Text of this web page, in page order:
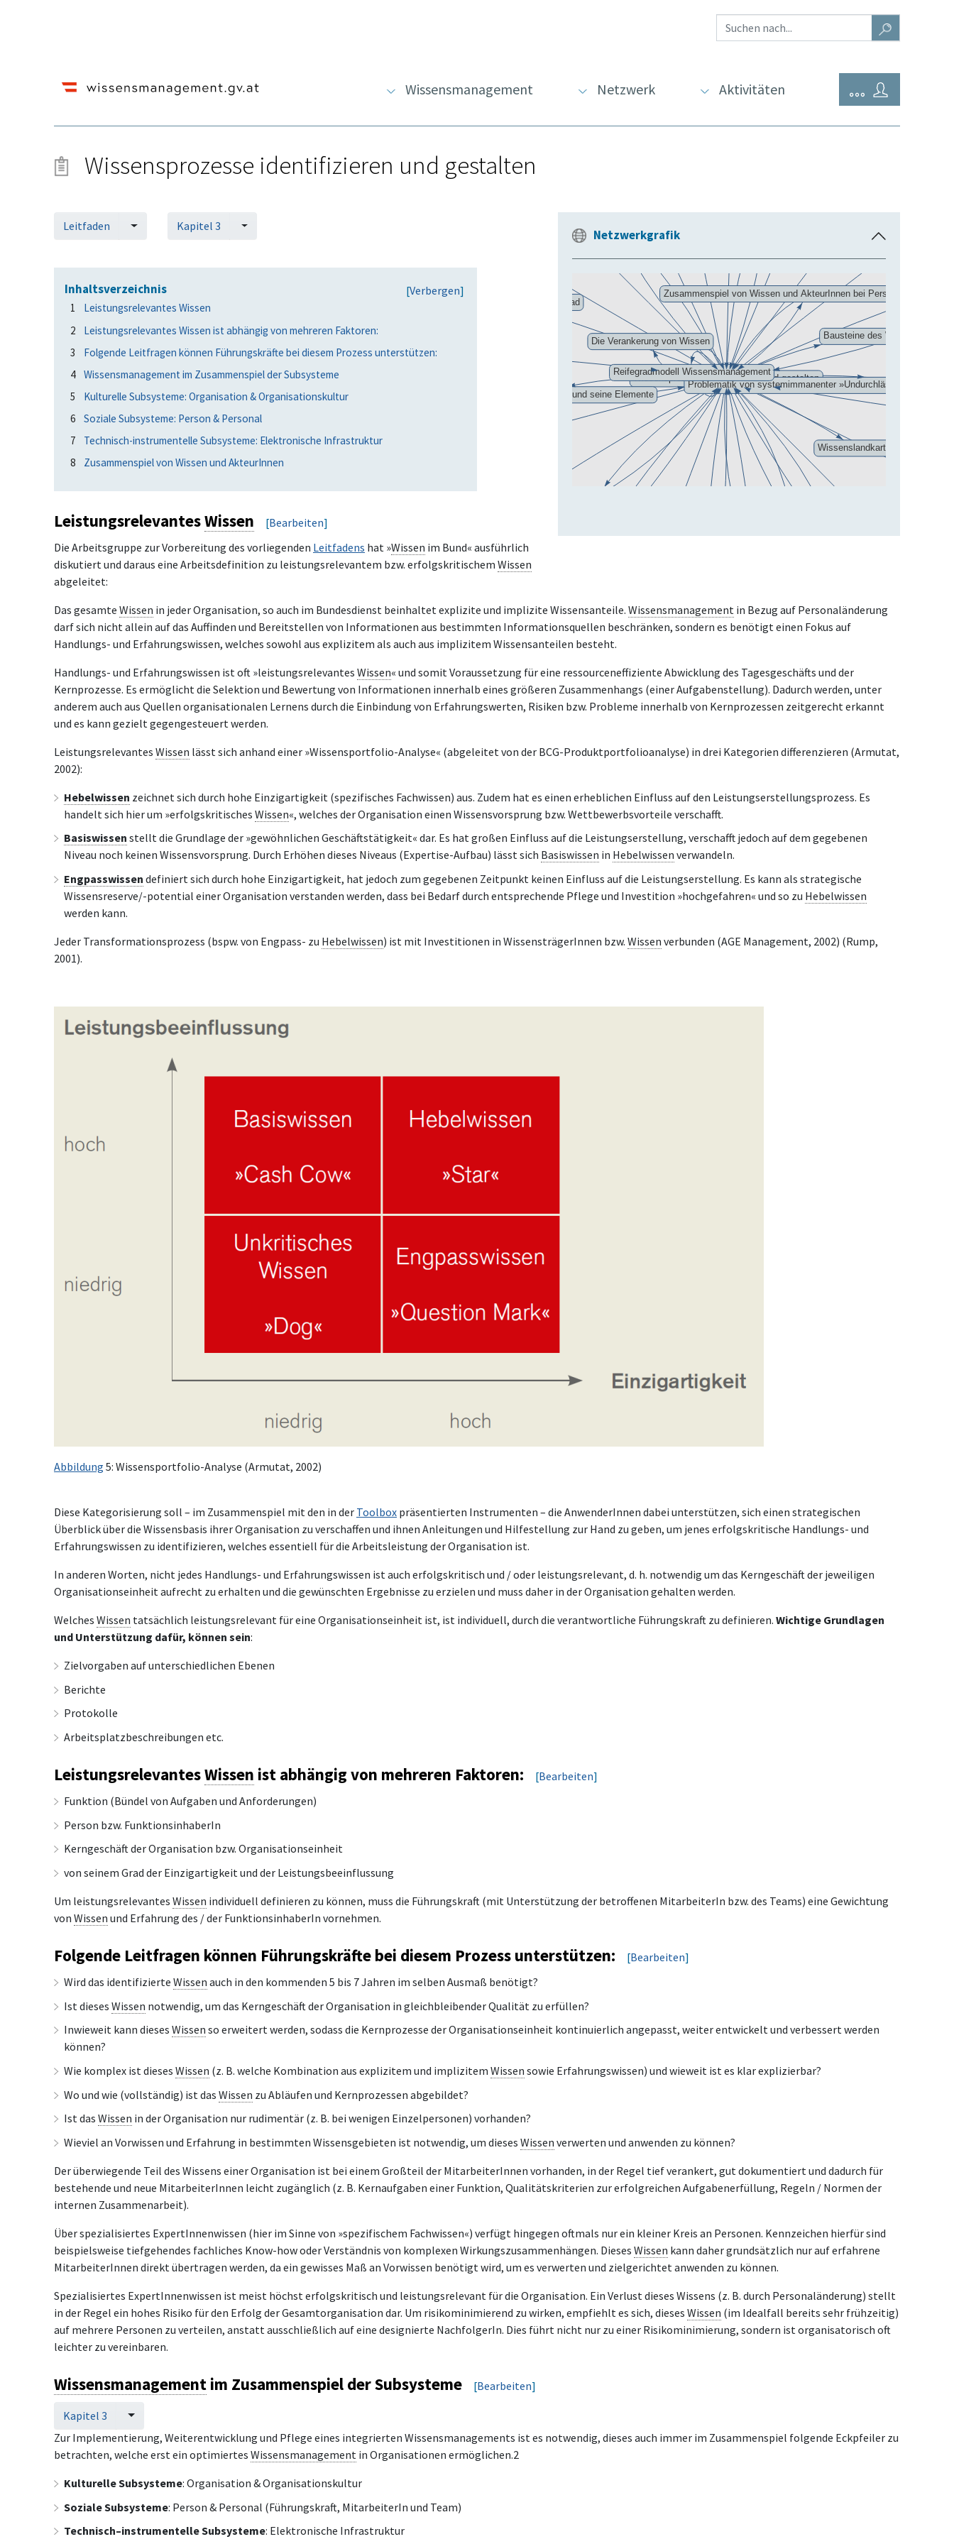
Wissensmanagement Netzwerk Aktivitäten
Wissensprozesse identifizieren und gestalten
Wechseln zu:
Suche
E
k
l
p
e
n
Netzwerkgrafik
Leitfaden Kapitel 3
Inhaltsverzeichnis [Verbergen]
1
Leistungsrelevantes Wissen
2
Leistungsrelevantes Wissen ist abhängig von mehreren Faktoren:
3
Folgende Leitfragen können Führungskräfte bei diesem Prozess unterstützen:
4 Wissensmanagement im Zusammenspiel der Subsysteme
5
Kulturelle Subsysteme: Organisation & Organisationskultur
6
Soziale Subsysteme: Person & Personal
7
Technisch-instrumentelle Subsysteme: Elektronische Infrastruktur
8
Zusammenspiel von Wissen und AkteurInnen
LeistungsrelevantesWissen [Bearbeiten]
Die Arbeitsgruppe zur Vorbereitung des vorliegenden Leitfadens hat »Wissen im Bund« ausführlich
diskutiert und daraus eine Arbeitsdefinition zu leistungsrelevantem bzw. erfolgskritischem Wissen
abgeleitet:
Das gesamte Wissen in jeder Organisation, so auch im Bundesdienst beinhaltet explizite und implizite Wissensanteile. Wissensmanagement in Bezug auf Personaländerung
darf sich nicht allein auf das Auffinden und Bereitstellen von Informationen aus bestimmten Informationsquellen beschränken, sondern es benötigt einen Fokus auf
Handlungs- und Erfahrungswissen, welches sowohl aus explizitem als auch aus implizitem Wissensanteilen besteht.
Handlungs- und Erfahrungswissen ist oft »leistungsrelevantes Wissen« und somit Voraussetzung für eine ressourceneffiziente Abwicklung des Tagesgeschäfts und der
Kernprozesse. Es ermöglicht die Selektion und Bewertung von Informationen innerhalb eines größeren Zusammenhangs (einer Aufgabenstellung). Dadurch werden, unter
anderem auch aus Quellen organisationalen Lernens durch die Einbindung von Erfahrungswerten, Risiken bzw. Probleme innerhalb von Kernprozessen zeitgerecht erkannt
und es kann gezielt gegengesteuert werden.
Leistungsrelevantes Wissen lässt sich anhand einer »Wissensportfolio-Analyse« (abgeleitet von der BCG-Produktportfolioanalyse) in drei Kategorien differenzieren (Armutat,
2002):
Hebelwissen zeichnet sich durch hohe Einzigartigkeit (spezifisches Fachwissen) aus. Zudem hat es einen erheblichen Einfluss auf den Leistungserstellungsprozess. Es
handelt sich hier um »erfolgskritisches Wissen«, welches der Organisation einen Wissensvorsprung bzw. Wettbewerbsvorteile verschafft.
Basiswissen stellt die Grundlage der »gewöhnlichen Geschäftstätigkeit« dar. Es hat großen Einfluss auf die Leistungserstellung, verschafft jedoch auf dem gegebenen
Niveau noch keinen Wissensvorsprung. Durch Erhöhen dieses Niveaus (Expertise-Aufbau) lässt sich Basiswissen in Hebelwissen verwandeln.
Engpasswissen definiert sich durch hohe Einzigartigkeit, hat jedoch zum gegebenen Zeitpunkt keinen Einfluss auf die Leistungserstellung. Es kann als strategische
Wissensreserve/-potential einer Organisation verstanden werden, dass bei Bedarf durch entsprechende Pflege und Investition »hochgefahren« und so zu Hebelwissen
werden kann.
Jeder Transformationsprozess (bspw. von Engpass- zu Hebelwissen) ist mit Investitionen in WissensträgerInnen bzw. Wissen verbunden (AGE Management, 2002) (Rump,
2001).
Abbildung 5: Wissensportfolio-Analyse (Armutat, 2002)
Diese Kategorisierung soll – im Zusammenspiel mit den in der Toolbox präsentierten Instrumenten – die AnwenderInnen dabei unterstützen, sich einen strategischen
Überblick über die Wissensbasis ihrer Organisation zu verschaffen und ihnen Anleitungen und Hilfestellung zur Hand zu geben, um jenes erfolgskritische Handlungs- und
Erfahrungswissen zu identifizieren, welches essentiell für die Arbeitsleistung der Organisation ist.
In anderen Worten, nicht jedes Handlungs- und Erfahrungswissen ist auch erfolgskritisch und / oder leistungsrelevant, d. h. notwendig um das Kerngeschäft der jeweiligen
Organisationseinheit aufrecht zu erhalten und die gewünschten Ergebnisse zu erzielen und muss daher in der Organisation gehalten werden.
Welches Wissen tatsächlich leistungsrelevant für eine Organisationseinheit ist, ist individuell, durch die verantwortliche Führungskraft zu definieren. Wichtige Grundlagen
und Unterstützung dafür, können sein:
Zielvorgaben auf unterschiedlichen Ebenen
Berichte
Protokolle
Arbeitsplatzbeschreibungen etc.
LeistungsrelevantesWissen ist abhängig von mehreren Faktoren: [Bearbeiten]
Funktion (Bündel von Aufgaben und Anforderungen)
Person bzw. FunktionsinhaberIn
Kerngeschäft der Organisation bzw. Organisationseinheit
von seinem Grad der Einzigartigkeit und der Leistungsbeeinflussung
Um leistungsrelevantes Wissen individuell definieren zu können, muss die Führungskraft (mit Unterstützung der betroffenen MitarbeiterIn bzw. des Teams) eine Gewichtung
von Wissen und Erfahrung des / der FunktionsinhaberIn vornehmen.
Folgende Leitfragen können Führungskräfte bei diesem Prozess unterstützen: [Bearbeiten]
Wird das identifizierte Wissen auch in den kommenden 5 bis 7 Jahren im selben Ausmaß benötigt?
Ist dieses Wissen notwendig, um das Kerngeschäft der Organisation in gleichbleibender Qualität zu erfüllen?
Inwieweit kann dieses Wissen so erweitert werden, sodass die Kernprozesse der Organisationseinheit kontinuierlich angepasst, weiter entwickelt und verbessert werden
können?
Wie komplex ist dieses Wissen (z. B. welche Kombination aus explizitem und implizitem Wissen sowie Erfahrungswissen) und wieweit ist es klar explizierbar?
Wo und wie (vollständig) ist das Wissen zu Abläufen und Kernprozessen abgebildet?
Ist das Wissen in der Organisation nur rudimentär (z. B. bei wenigen Einzelpersonen) vorhanden?
Wieviel an Vorwissen und Erfahrung in bestimmten Wissensgebieten ist notwendig, um dieses Wissen verwerten und anwenden zu können?
Der überwiegende Teil des Wissens einer Organisation ist bei einem Großteil der MitarbeiterInnen vorhanden, in der Regel tief verankert, gut dokumentiert und dadurch für
bestehende und neue MitarbeiterInnen leicht zugänglich (z. B. Kernaufgaben einer Funktion, Qualitätskriterien zur erfolgreichen Aufgabenerfüllung, Regeln / Normen der
internen Zusammenarbeit).
Über spezialisiertes ExpertInnenwissen (hier im Sinne von »spezifischem Fachwissen«) verfügt hingegen oftmals nur ein kleiner Kreis an Personen. Kennzeichen hierfür sind
beispielsweise tiefgehendes fachliches Know-how oder Verständnis von komplexen Wirkungszusammenhängen. Dieses Wissen kann daher grundsätzlich nur auf erfahrene
MitarbeiterInnen direkt übertragen werden, da ein gewisses Maß an Vorwissen benötigt wird, um es verwerten und zielgerichtet anwenden zu können.
Spezialisiertes ExpertInnenwissen ist meist höchst erfolgskritisch und leistungsrelevant für die Organisation. Ein Verlust dieses Wissens (z. B. durch Personaländerung) stellt
in der Regel ein hohes Risiko für den Erfolg der Gesamtorganisation dar. Um risikominimierend zu wirken, empfiehlt es sich, dieses Wissen (im Idealfall bereits sehr frühzeitig)
auf mehrere Personen zu verteilen, anstatt ausschließlich auf eine designierte NachfolgerIn. Dies führt nicht nur zu einer Risikominimierung, sondern ist organisatorisch oft
leichter zu vereinbaren.
Wissensmanagement im Zusammenspiel der Subsysteme [Bearbeiten]
Kapitel 3
Zur Implementierung, Weiterentwicklung und Pflege eines integrierten Wissensmanagements ist es notwendig, dieses auch immer im Zusammenspiel folgende Eckpfeiler zu
betrachten, welche erst ein optimiertes Wissensmanagement in Organisationen ermöglichen.2
Kulturelle Subsysteme: Organisation & Organisationskultur
Soziale Subsysteme: Person & Personal (Führungskraft, MitarbeiterIn und Team)
Technisch–instrumentelle Subsysteme: Elektronische Infrastruktur